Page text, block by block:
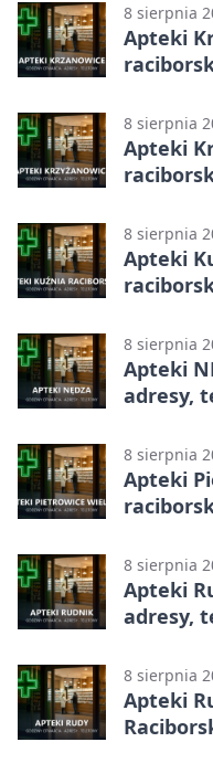
8 sierpnia
Apteki
8 sierpnia
Apteki
8 sierpnia
Apteki
8 sierpnia
Apteki
adresy,
8 sierpnia
Apteki
8 sierpnia
Apteki
adresy,
8 sierpnia
Apteki